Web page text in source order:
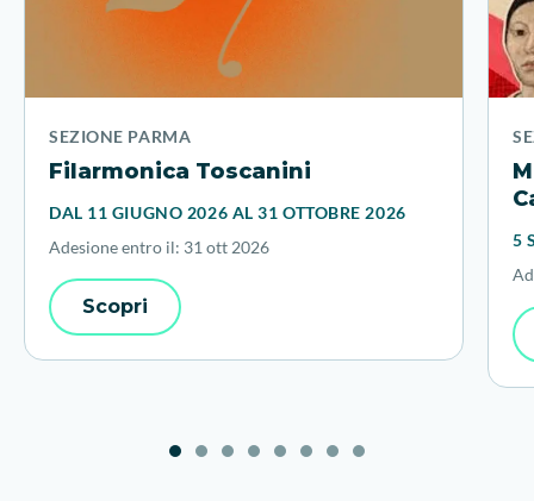
SEZIONE PARMA
Filarmonica Toscanini
DAL 11 GIUGNO 2026 AL 31 OTTOBRE 2026
Adesione entro il: 31 ott 2026
Scopri
5